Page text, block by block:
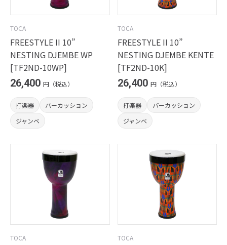
TOCA
FREESTYLE II 10”
NESTING DJEMBE WP
[TF2ND-10WP]
26,400 円（税込）
打楽器
パーカッション
ジャンベ
TOCA
FREESTYLE II 10”
NESTING DJEMBE KENTE
[TF2ND-10K]
26,400 円（税込）
打楽器
パーカッション
ジャンベ
TOCA TOCA